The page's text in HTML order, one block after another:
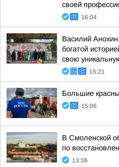
своей
16:04
Василий
богатой
свою
15:21
Большие
15:06
В Смоленской
по
13:36